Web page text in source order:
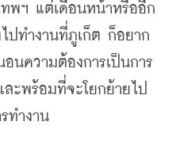
ทพฯ แต่เดือนหน้าหรืออีก
ปทำงานที่ภูเก็ต ก็อยาก
นความต้องการเป็นการ
ะพร้อมที่จะโยกย้ายไป
ทำงาน